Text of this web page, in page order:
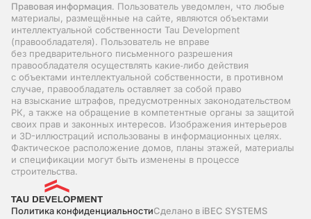
Правовая информация. Пользователь уведомлен, что любые
материалы, размещённые на сайте, являются объектами
интеллектуальной собственности Tau Development
(правообладателя). Пользователь не вправе
без предварительного письменного разрешения
правообладателя осуществлять какие‑либо действия
с объектами интеллектуальной собственности, в противном
случае, правообладатель оставляет за собой право
на взыскание штрафов, предусмотренных законодательством
РК, а также на обращение в компетентные органы за защитой
своих прав и законных интересов. Изображения интерьеров
и 3D-иллюстраций использованы в информационных целях.
Фактическое расположение домов, планы этажей, материалы
и спецификации могут быть изменены в процессе
строительства.
Политика конфиденциальностиСделано в iBEC SYSTEMS